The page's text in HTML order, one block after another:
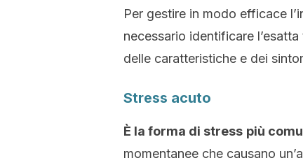
Per gestire in modo efficace
necessario identificare
delle caratteristiche e dei
Stress acuto
È la forma di stress più
momentanee che causano